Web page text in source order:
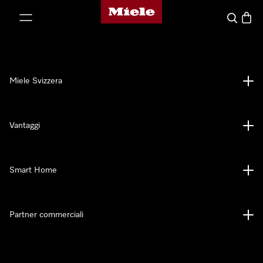
Homepage di Miele
Cerca
Miele Svizzera
Vantaggi
Smart Home
Partner commerciali